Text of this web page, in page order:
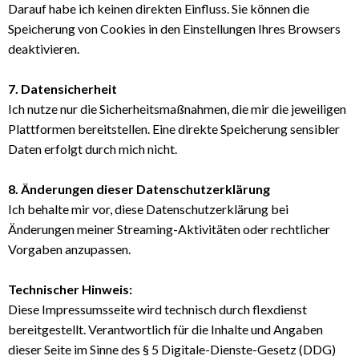
Darauf habe ich keinen direkten Einfluss. Sie können die
Speicherung von Cookies in den Einstellungen Ihres Browsers
deaktivieren.
7. Datensicherheit
Ich nutze nur die Sicherheitsmaßnahmen, die mir die jeweiligen
Plattformen bereitstellen. Eine direkte Speicherung sensibler
Daten erfolgt durch mich nicht.
8. Änderungen dieser Datenschutzerklärung
Ich behalte mir vor, diese Datenschutzerklärung bei
Änderungen meiner Streaming-Aktivitäten oder rechtlicher
Vorgaben anzupassen.
Technischer Hinweis:
Diese Impressumsseite wird technisch durch flexdienst
bereitgestellt. Verantwortlich für die Inhalte und Angaben
dieser Seite im Sinne des § 5 Digitale-Dienste-Gesetz (DDG)